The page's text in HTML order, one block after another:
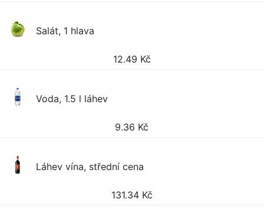
Salát, 1 hlava
12.49 Kč
Voda, 1.5 l láhev
9.36 Kč
Láhev vína, střední cena
131.34 Kč